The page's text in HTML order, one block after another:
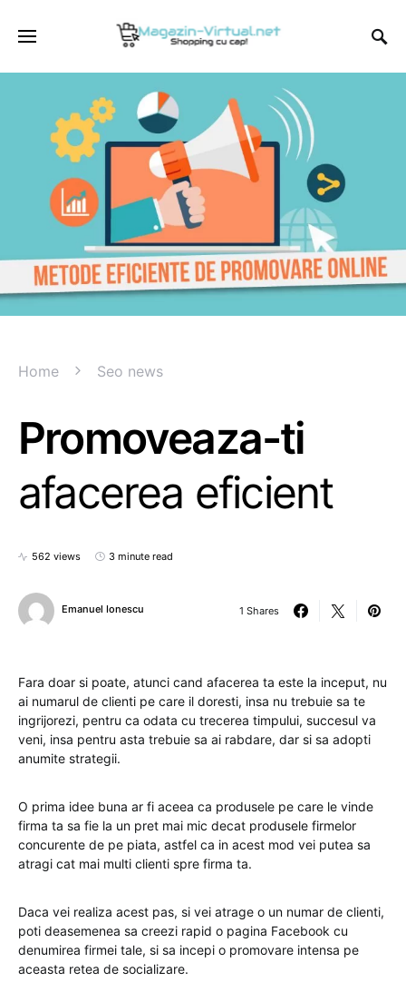
Home Seo news
Promoveaza-ti
afacerea eficient
562 views 3 minute read
Emanuel Ionescu 1 Shares
Fara doar si poate, atunci cand afacerea ta este la inceput, nu
ai numarul de clienti pe care il doresti, insa nu trebuie sa te
ingrijorezi, pentru ca odata cu trecerea timpului, succesul va
veni, insa pentru asta trebuie sa ai rabdare, dar si sa adopti
anumite strategii.
O prima idee buna ar fi aceea ca produsele pe care le vinde
firma ta sa fie la un pret mai mic decat produsele firmelor
concurente de pe piata, astfel ca in acest mod vei putea sa
atragi cat mai multi clienti spre firma ta.
Daca vei realiza acest pas, si vei atrage o un numar de clienti,
poti deasemenea sa creezi rapid o pagina Facebook cu
denumirea firmei tale, si sa incepi o promovare intensa pe
aceasta retea de socializare.